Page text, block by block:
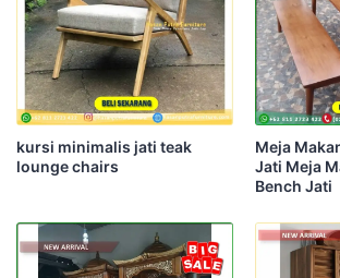
kursi minimalis jati teak
lounge chairs
Meja
Jati Meja
Bench Jati